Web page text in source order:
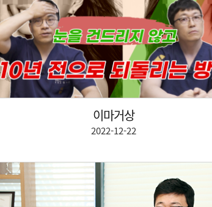
이마거상
2022-12-22